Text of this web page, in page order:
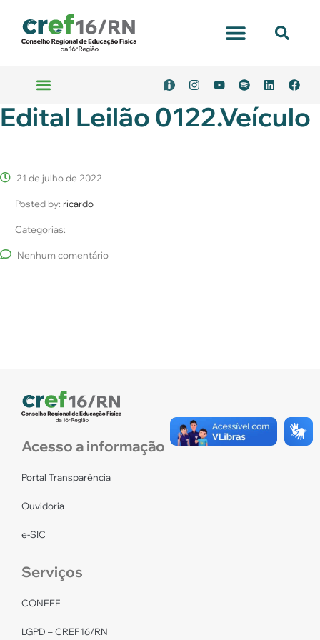
Edital Leilão 0122.Veículo
21 de julho de 2022
Posted by: ricardo
Categorias:
Nenhum comentário
Acesso a informação
Portal Transparência
Ouvidoria
e-SIC
Serviços
CONFEF
LGPD – CREF16/RN